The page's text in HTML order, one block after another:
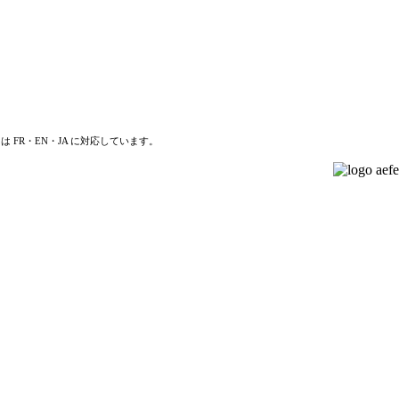
FR・EN・JA に対応しています。